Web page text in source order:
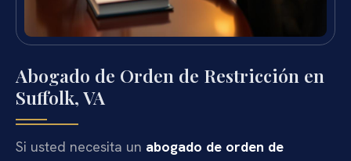
Abogado de Orden de Restricción en
Suffolk, VA
Si usted necesita un abogado de orden de